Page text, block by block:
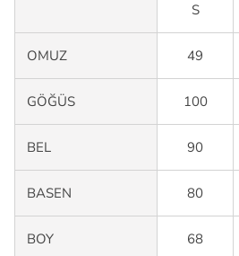
S
OMUZ 49
GÖĞÜS 100
BEL 90
BASEN 80
BOY 68